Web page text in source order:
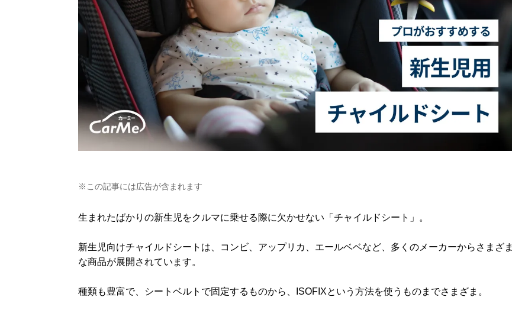
※この記事には広告が含まれます
生まれたばかりの新生児をクルマに乗せる際に欠かせない「チャイルドシート」。
新生児向けチャイルドシートは、コンビ、アップリカ、エールベベなど、多くのメーカーからさまざま
な商品が展開されています。
種類も豊富で、シートベルトで固定するものから、ISOFIXという方法を使うものまでさまざま。